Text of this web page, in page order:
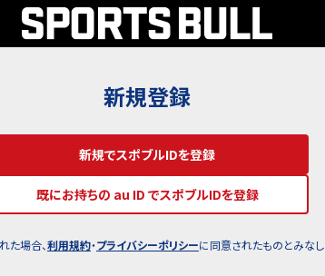
新規登録
新規でスポブルIDを登録
既にお持ちの au ID でスポブルIDを登録
た場合、利用規約・プライバシーポリシーに同意されたものとみなし